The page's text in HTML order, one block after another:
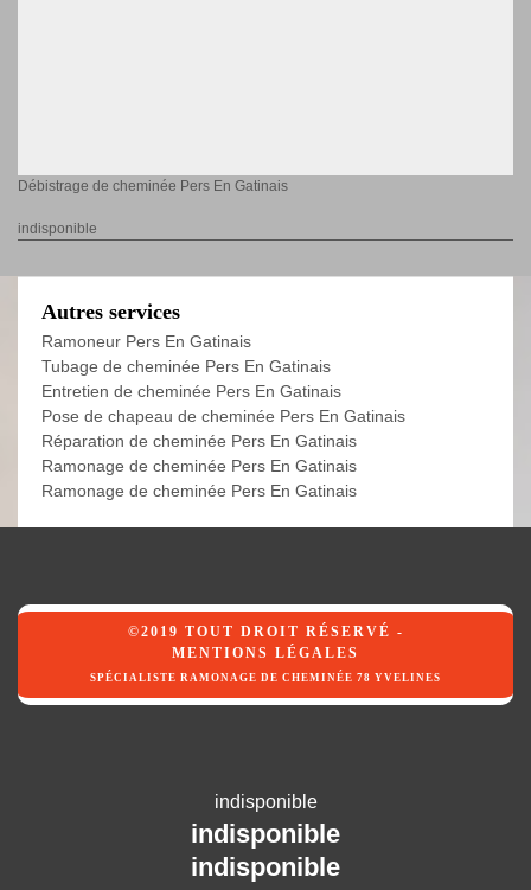
Débistrage de cheminée Pers En Gatinais
indisponible
Autres services
Ramoneur Pers En Gatinais
Tubage de cheminée Pers En Gatinais
Entretien de cheminée Pers En Gatinais
Pose de chapeau de cheminée Pers En Gatinais
Réparation de cheminée Pers En Gatinais
Ramonage de cheminée Pers En Gatinais
Ramonage de cheminée Pers En Gatinais
©2019 TOUT DROIT RÉSERVÉ -
MENTIONS LÉGALES
SPÉCIALISTE RAMONAGE DE CHEMINÉE 78 YVELINES
indisponible
indisponible
indisponible